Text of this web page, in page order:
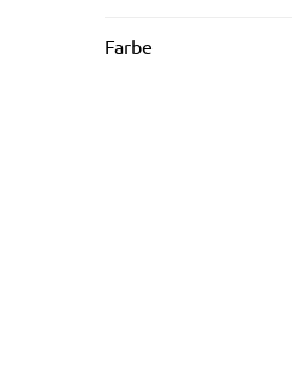
Farbe